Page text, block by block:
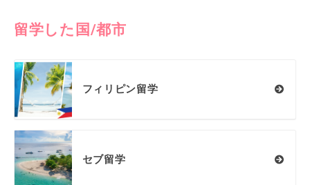
留学した国/都市
フィリピン留学
セブ留学